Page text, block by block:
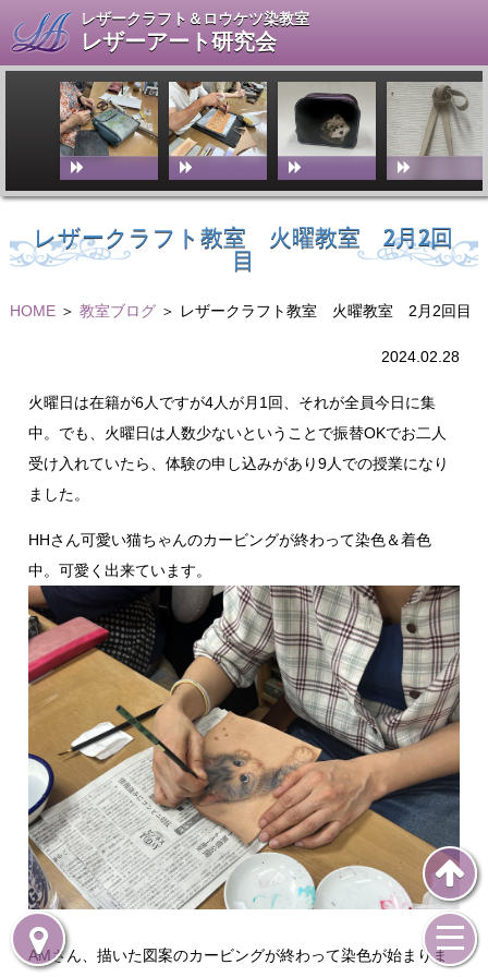
レザークラフト＆ロウケツ染教室
レザーアート研究会
レザークラフト教室 火曜教室 2月2回
目
HOME＞ 教室ブログ＞ レザークラフト教室 火曜教室 2月2回目
2024.02.28
火曜日は在籍が6人ですが4人が月1回、それが全員今日に集
中。でも、火曜日は人数少ないということで振替OKでお二人
受け入れていたら、体験の申し込みがあり9人での授業になり
ました。
HHさん可愛い猫ちゃんのカービングが終わって染色＆着色
中。可愛く出来ています。
AMさん、描いた図案のカービングが終わって染色が始まりま